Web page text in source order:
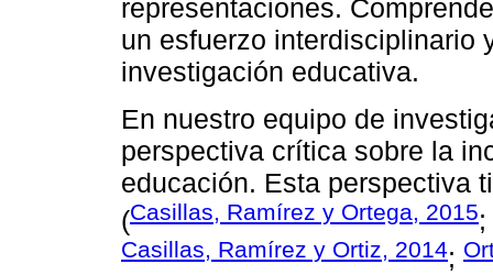
representaciones.
un esfuerzo interdisciplinario
investigación educativa.
En nuestro equipo de
perspectiva crítica sobre la
educación. Esta perspectiva
(Casillas, Ramírez y Ortega, 2015;
Casillas, Ramírez y Ortiz, 2014;